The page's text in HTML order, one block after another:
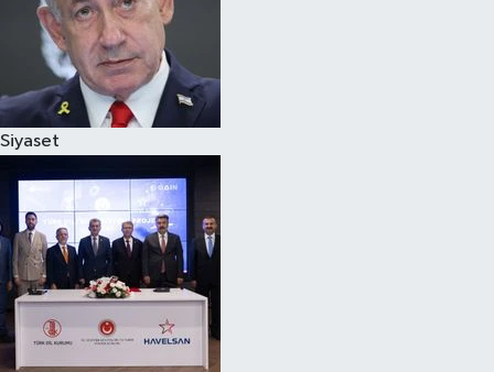
Siyaset
Sağlık
Siyaset
Teknoloji
Televizyon
Yaşam-Çevre